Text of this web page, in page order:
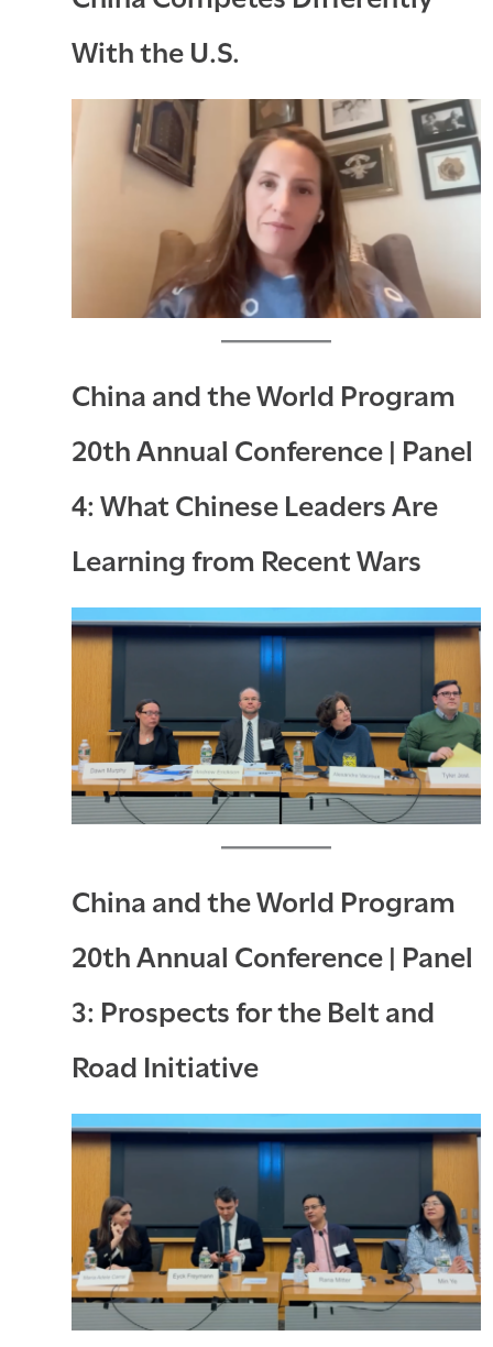
With the U.S.
China and the World Program
20th Annual Conference | Panel
4: What Chinese Leaders Are
Learning from Recent Wars
China and the World Program
20th Annual Conference | Panel
3: Prospects for the Belt and
Road Initiative